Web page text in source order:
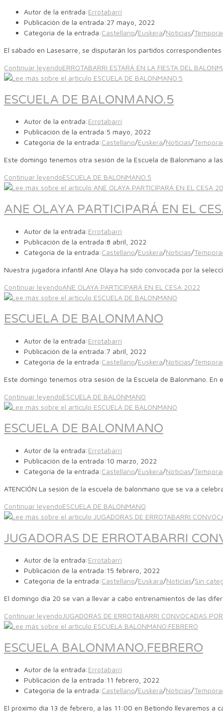
Autor de la entrada:Errotabarri
Publicación de la entrada:27 mayo, 2022
Categoría de la entrada:Castellano/Euskera/Noticias/
El sábado en Lasesarre, se disputarán los partidos
Continuar leyendoERROTABARRI ESTARÁ EN LA FIESTA DEL
ESCUELA DE BALONMANO.5
Autor de la entrada:Errotabarri
Publicación de la entrada:5 mayo, 2022
Categoría de la entrada:Castellano/Euskera/Noticias/
Este domingo tenemos otra sesión de la Escuela de Balonmano a
Continuar leyendoESCUELA DE BALONMANO.5
ANE OLAYA PARTICIPARÁ EN EL
Autor de la entrada:Errotabarri
Publicación de la entrada:8 abril, 2022
Categoría de la entrada:Castellano/Euskera/Noticias/
Nuestra jugadora infantil Ane Olaya ha sido convocada por la
Continuar leyendoANE OLAYA PARTICIPARÁ EN EL CESA 2022
ESCUELA DE BALONMANO
Autor de la entrada:Errotabarri
Publicación de la entrada:7 abril, 2022
Categoría de la entrada:Castellano/Euskera/Noticias/
Este domingo tenemos otra sesión de la Escuela de Balonmano.
Continuar leyendoESCUELA DE BALONMANO
ESCUELA DE BALONMANO
Autor de la entrada:Errotabarri
Publicación de la entrada: 10 marzo, 2022
Categoría de la entrada:Castellano/Euskera/Noticias/
ATENCIÓN La sesión de la escuela de balonmano que se va a
Continuar leyendoESCUELA DE BALONMANO
JUGADORAS DE ERROTABARRI
Autor de la entrada:Errotabarri
Publicación de la entrada: 15 febrero, 2022
Categoría de la entrada:Castellano/Euskara/Noticias/Sin
El domingo día 20 se van a llevar a cabo entrenamientos de las
Continuar leyendo JUGADORAS DE ERROTABARRI CONVOCADAS
ESCUELA BALONMANO.FEBRERO
Autor de la entrada:Errotabarri
Publicación de la entrada: 11 febrero, 2022
Categoría de la entrada:Castellano/Euskera/Noticias/
El próximo día 13 de febrero, a las 11:00 en Betiondo llevaremos a